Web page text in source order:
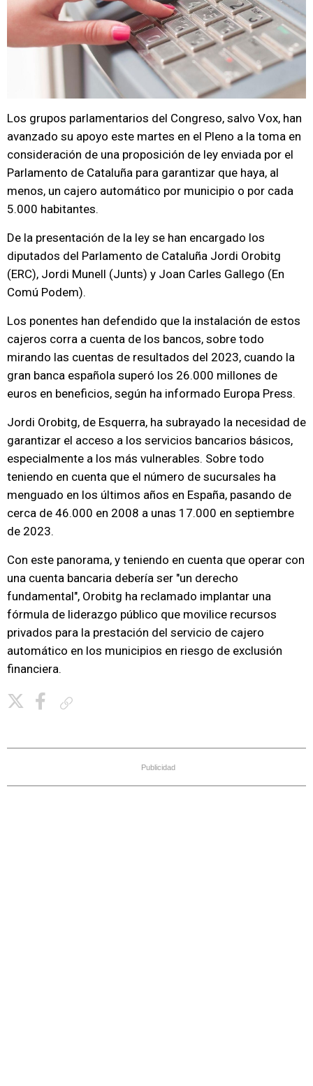
Los grupos parlamentarios del Congreso, salvo Vox, han
avanzado su apoyo este martes en el Pleno a la toma en
consideración de una proposición de ley enviada por el
Parlamento de Cataluña para garantizar que haya, al
menos, un cajero automático por municipio o por cada
5.000 habitantes.
De la presentación de la ley se han encargado los
diputados del Parlamento de Cataluña Jordi Orobitg
(ERC), Jordi Munell (Junts) y Joan Carles Gallego (En
Comú Podem).
Los ponentes han defendido que la instalación de estos
cajeros corra a cuenta de los bancos, sobre todo
mirando las cuentas de resultados del 2023, cuando la
gran banca española superó los 26.000 millones de
euros en beneficios, según ha informado Europa Press.
Jordi Orobitg, de Esquerra, ha subrayado la necesidad de
garantizar el acceso a los servicios bancarios básicos,
especialmente a los más vulnerables. Sobre todo
teniendo en cuenta que el número de sucursales ha
menguado en los últimos años en España, pasando de
cerca de 46.000 en 2008 a unas 17.000 en septiembre
de 2023.
Con este panorama, y teniendo en cuenta que operar con
una cuenta bancaria debería ser "un derecho
fundamental", Orobitg ha reclamado implantar una
fórmula de liderazgo público que movilice recursos
privados para la prestación del servicio de cajero
automático en los municipios en riesgo de exclusión
financiera.
Publicidad